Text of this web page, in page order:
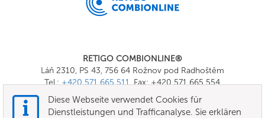
RETIGO COMBIONLINE®
Láň 2310, PS 43, 756 64 Rožnov pod Radhoštěm
Tel.:+420 571 665 511, Fax: +420 571 665 554
E-mail:
info@combionline.com
Diese Webseite verwendet Cookies für
Dienstleistungen und Trafficanalyse. Sie erklären